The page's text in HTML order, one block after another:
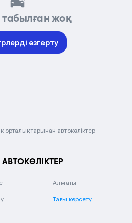
жоқ
өзгерту
орталықтарынан автокөліктер
Алматы
Тағы көрсету